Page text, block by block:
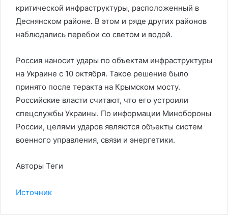
критической инфраструктуры, расположенный в
Деснянском районе. В этом и ряде других районов
наблюдались перебои со светом и водой.
Россия наносит удары по объектам инфраструктуры
на Украине с 10 октября. Такое решение было
принято после теракта на Крымском мосту.
Российские власти считают, что его устроили
спецслужбы Украины. По информации Минобороны
России, целями ударов являются объекты систем
военного управления, связи и энергетики.
Авторы Теги
Источник